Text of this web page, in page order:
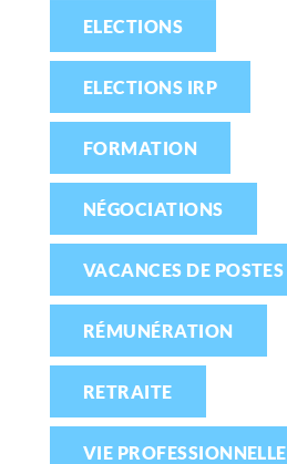
ELECTIONS
ELECTIONS IRP
FORMATION
NÉGOCIATIONS
VACANCES DE POSTES
RÉMUNÉRATION
RETRAITE
VIE PROFESSIONNELLE